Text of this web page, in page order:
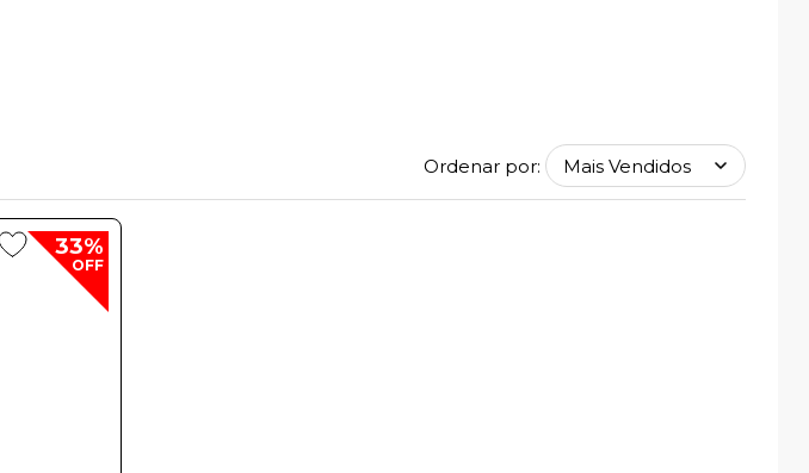
Ordenar por:
33%
OFF